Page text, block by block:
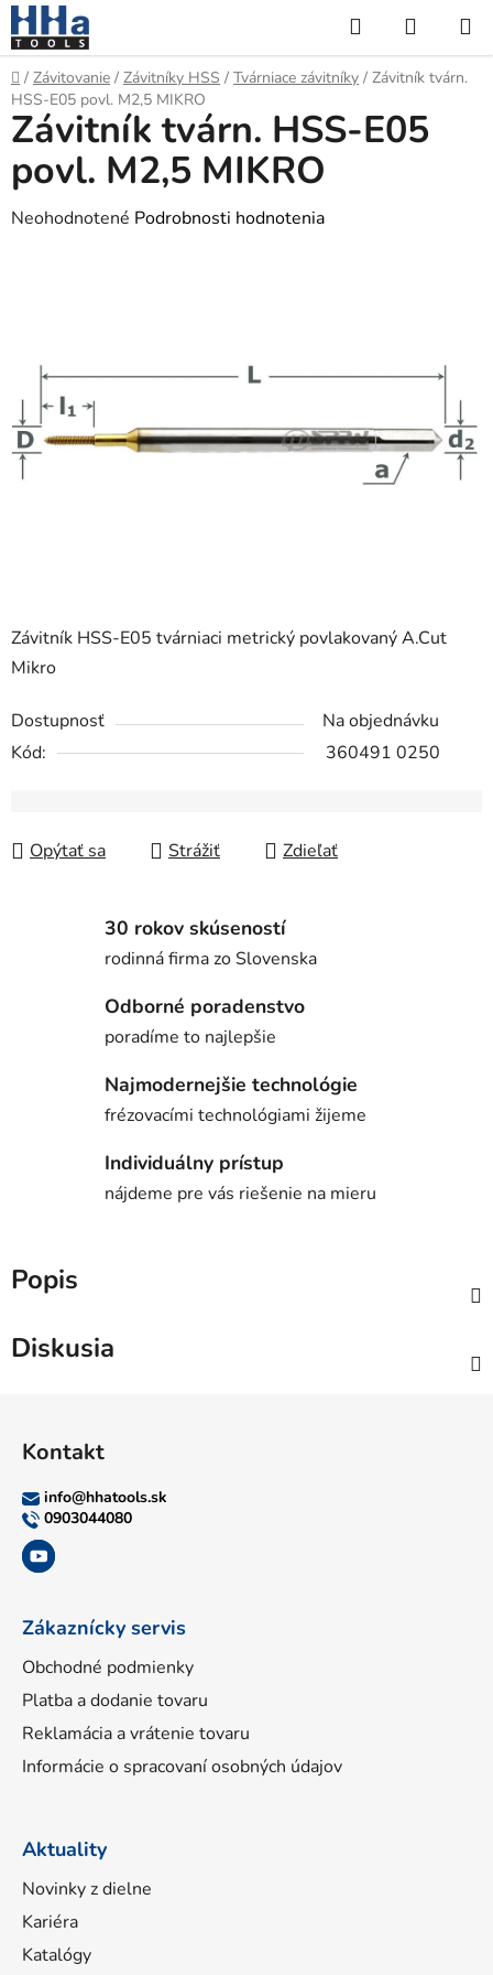
Prejsť
na
obsah
Hľadať
KOŠÍK
Domov
/ Závitovanie / Závitníky HSS / Tvárniace závitníky / Závitník tvárn.
HSS-E05 povl. M2,5 MIKRO
Závitník HSS-E05 tvárniaci metrický povlakovaný A.Cut
Mikro
Dostupnosť
Na objednávku
Kód:
360491 0250
Opýtať sa Strážiť Zdieľať
Závitník tvárn. HSS-E05
povl. M2,5 MIKRO
Priemerné
hviezdičiek.
Neohodnotené Podrobnosti hodnotenia
30 rokov skúseností
rodinná firma zo Slovenska
Odborné poradenstvo
poradíme to najlepšie
Najmodernejšie technológie
frézovacími technológiami žijeme
Individuálny prístup
nájdeme pre vás riešenie na mieru
Popis
Diskusia
Kontakt
info@hhatools.sk
0903044080
Zákaznícky servis
Obchodné podmienky
Platba a dodanie tovaru
Reklamácia a vrátenie tovaru
Informácie o spracovaní osobných údajov
Aktuality
Novinky z dielne
Kariéra
Katalógy